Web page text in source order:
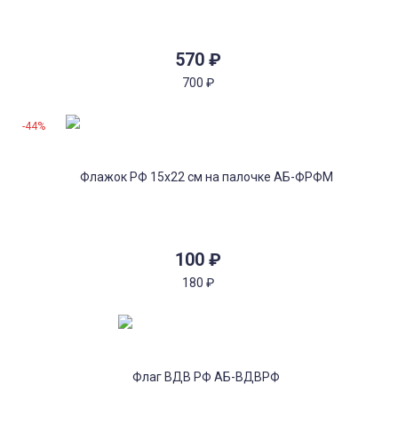
570 ₽
700 ₽
100 ₽
180 ₽
-44%